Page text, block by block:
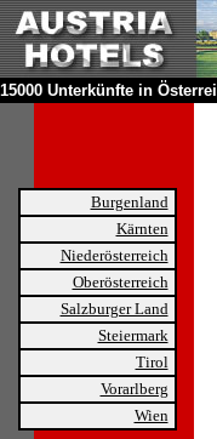
15000 Unterkünfte in
Burgenland
Kärnten
Niederösterreich
Oberösterreich
Salzburger Land
Steiermark
Tirol
Vorarlberg
Wien